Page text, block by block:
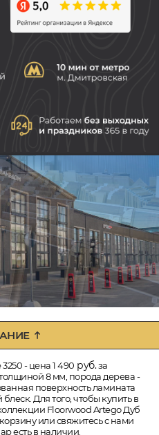
- цена 1 490 руб.за
8 мм, порода дерева -
поверхность ламината
Для того, чтобы купить в
Floorwood Artego Дуб
или свяжитесь с нами
есть в наличии.